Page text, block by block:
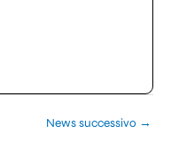
News successivo →